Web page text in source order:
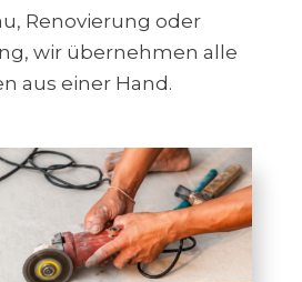
Renovierung oder
wir übernehmen alle
aus einer Hand.